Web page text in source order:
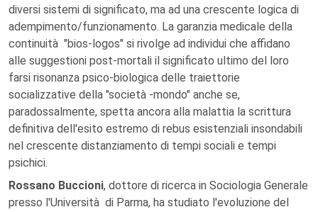
diversi sistemi di significato, ma ad una crescente logica di
adempimento/funzionamento. La garanzia medicale della
continuità "bios-logos" si rivolge ad individui che affidano
alle suggestioni post-mortali il significato ultimo del loro
farsi risonanza psico-biologica delle traiettorie
socializzative della "società -mondo" anche se,
paradossalmente, spetta ancora alla malattia la scrittura
definitiva dell'esito estremo di rebus esistenziali insondabili
nel crescente distanziamento di tempi sociali e tempi
psichici.
Rossano Buccioni, dottore di ricerca in Sociologia Generale
presso l'Università di Parma, ha studiato l'evoluzione del